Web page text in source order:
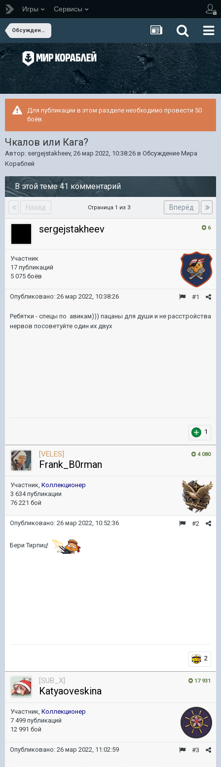
Игры Сервисы
Обсуждение Мира Кораблей
Для публикации в этом разделе необходимо провести 50
боёв.
Чкалов или Кага?
Автор: sergejstakheev, 26 мар 2022, 10:38:26 в Обсуждение Мира
Кораблей
В этой теме 41 комментарий
Назад Вперёд
Страница 1 из 3
6
sergejstakheev
Участник
17 публикаций
5 075 боёв
#1
Опубликовано: 26 мар 2022, 10:38:26
Ребятки - спецы по авикам))) пацаны для души и не расстройства
нервов посоветуйте один их двух
1
4 080
[VELES]
Frank_B0rman
Участник, Коллекционер
3 634 публикации
76 221 бой
#2
Опубликовано: 26 мар 2022, 10:52:36
Бери Тирпиц!
2
17 931
[SUB_X]
Katyaoveskina
Участник, Коллекционер
7 499 публикаций
12 991 бой
#3
Опубликовано: 26 мар 2022, 11:02:59